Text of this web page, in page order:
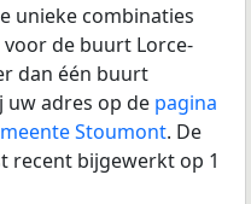
unieke combinaties
de buurt Lorce-
dan één buurt
adres op de pagina
Stoumont. De
recent bijgewerkt op 1